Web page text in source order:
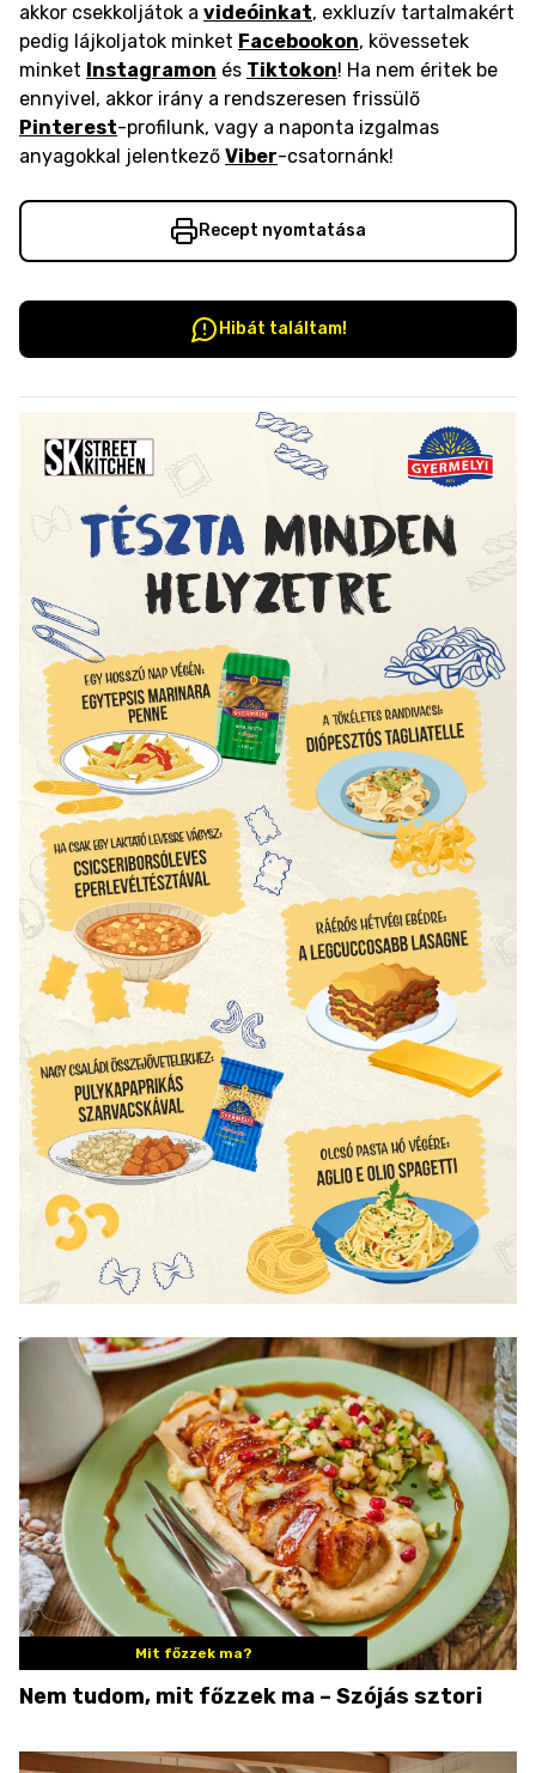
akkor csekkoljátok a videóinkat, exkluzív tartalmakért
pedig lájkoljatok minket Facebookon, kövessetek
minket Instagramon és Tiktokon! Ha nem éritek be
ennyivel, akkor irány a rendszeresen frissülő
Pinterest-profilunk, vagy a naponta izgalmas
anyagokkal jelentkező Viber-csatornánk!
Recept nyomtatása
Hibát találtam!
Mit főzzek ma?
Nem tudom, mit főzzek ma – Szójás sztori